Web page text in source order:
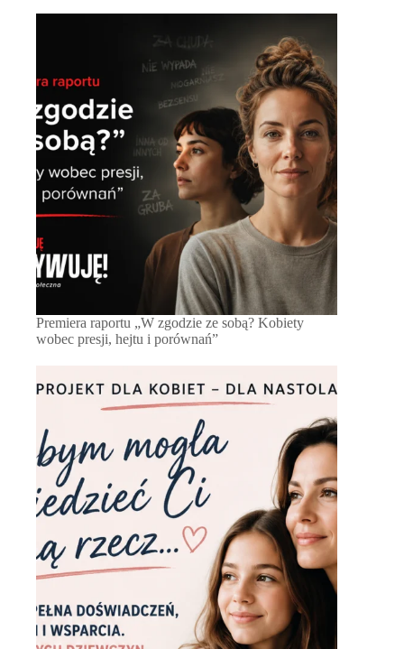
Premiera raportu „W zgodzie ze sobą? Kobiety
wobec presji, hejtu i porównań”